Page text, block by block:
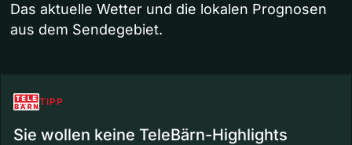
Das aktuelle Wetter und die lokalen Prognosen
aus dem Sendegebiet.
TIPP
Sie wollen keine TeleBärn-Highlights